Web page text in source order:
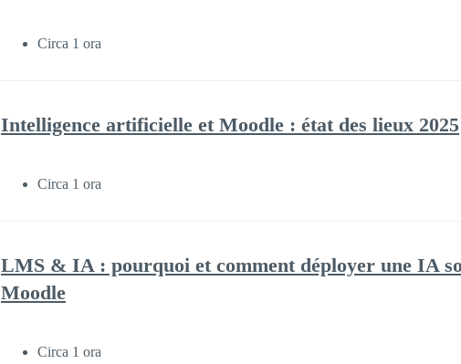
Circa 1 ora
Intelligence artificielle et Moodle : état des lieux 2025
Circa 1 ora
LMS & IA : pourquoi et comment déployer une IA
Moodle
Circa 1 ora